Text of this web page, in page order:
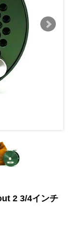
2 3/4インチ